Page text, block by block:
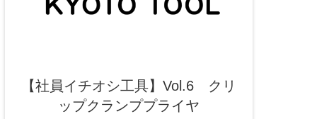
【社員イチオシ工具】Vol.6 クリ
ップクランププライヤ